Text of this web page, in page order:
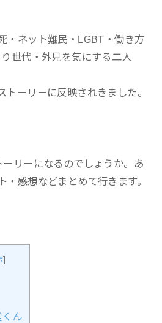
・ネット難民・LGBT・働き方
世代・外見を気にする二人
トーリーに反映されきました。
リーになるのでしょうか。あ
・感想などまとめて行きます。
]
くん